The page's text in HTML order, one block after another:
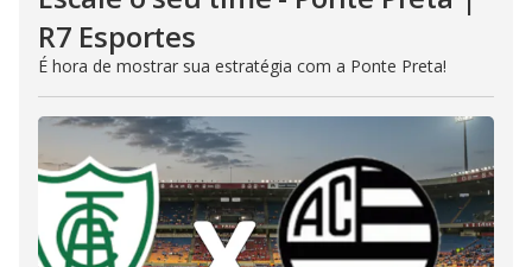
R7 Esportes
É hora de mostrar sua estratégia com a Ponte Preta!